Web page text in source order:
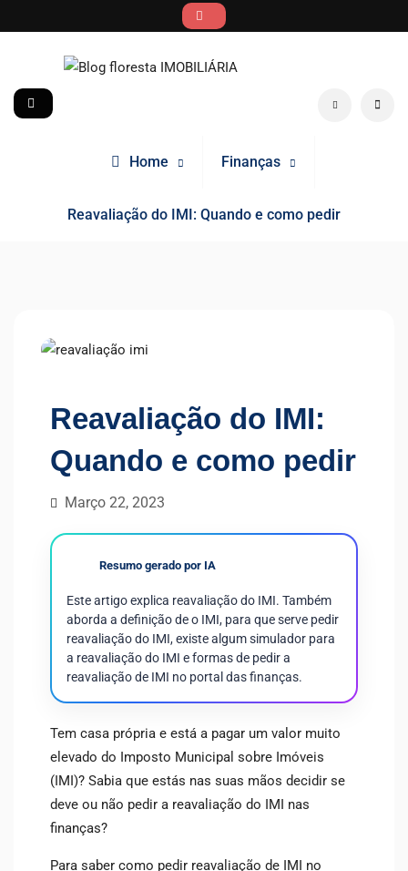
to
Blog floresta IMOBILIÁRIA Search social
Home Finanças
Reavaliação do IMI: Quando e como pedir
Reavaliação do IMI:
Quando e como pedir
Março 22, 2023
Resumo gerado por IA
Este artigo explica reavaliação do IMI. Também
aborda a definição de o IMI, para que serve pedir
reavaliação do IMI, existe algum simulador para
a reavaliação do IMI e formas de pedir a
reavaliação de IMI no portal das finanças.
Tem casa própria e está a pagar um valor muito
elevado do Imposto Municipal sobre Imóveis
(IMI)? Sabia que estás nas suas mãos decidir se
deve ou não pedir a reavaliação do IMI nas
finanças?
Para saber como pedir reavaliação de IMI no